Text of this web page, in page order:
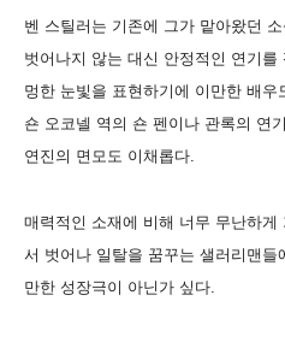
벤 스틸러는 기존에 그가 맡아왔던
벗어나지 않는 대신 안정적인 연기
멍한 눈빛을 표현하기에 이만한 배우
숀 오코넬 역의 숀 펜이나 관록의 연
연진의 면모도 이채롭다.
매력적인 소재에 비해 너무 무난하게
서 벗어나 일탈을 꿈꾸는 샐러리맨들
만한 성장극이 아닌가 싶다.